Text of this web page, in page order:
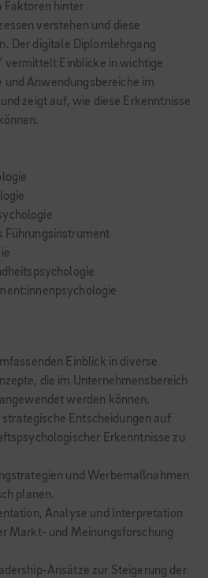
Faktoren hinter
verstehen und diese
Der digitale Diplomlehrgang
Einblicke in wichtige
und Anwendungsbereiche im
zeigt auf, wie diese Erkenntnisse
Führungsinstrument
Einblick in diverse
die im Unternehmensbereich
werden können.
strategische Entscheidungen auf
Erkenntnisse zu
und Werbemaßnahmen
planen.
Analyse und Interpretation
Markt- und Meinungsforschung
Ansätze zur Steigerung der